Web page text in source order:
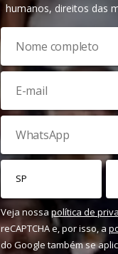
humanos, direitos das
Veja nossa política de
reCAPTCHA e, por isso, a
do Google também se